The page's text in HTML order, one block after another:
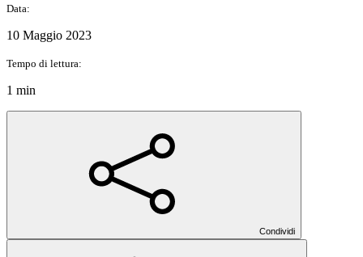
Data:
10 Maggio 2023
Tempo di lettura:
1 min
Condividi